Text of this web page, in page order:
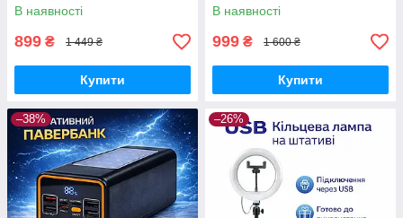
щоденного використання
В наявності
899 ₴ 1 449 ₴
Купити
пропан-бутан для
портативних плит, пальників
та кемпінгу
В наявності
999 ₴ 1 600 ₴
Купити
–38% –26%